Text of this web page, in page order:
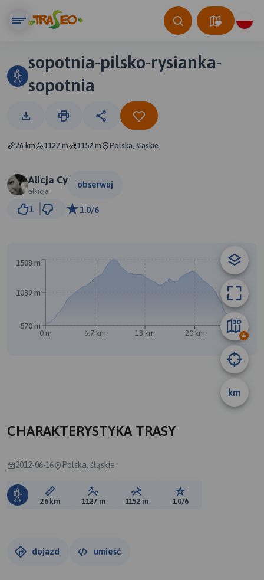
sopotnia-pilsko-rysianka-
sopotnia
26 km 1127 m 1152 m Polska, śląskie
Alicja Cy
alkicja
obserwuj
1 1.0/6
km
0 m 6.7 km 13 km 20 km 26 km
570 m
1039 m
1508 m
CHARAKTERYSTYKA TRASY
2012-06-16 Polska, śląskie
Długość trasy:
26 km Suma przewyższeń:
1127 m Suma spadków:
1152 m Ocena trasy:
1.0/6
dojazd umieść